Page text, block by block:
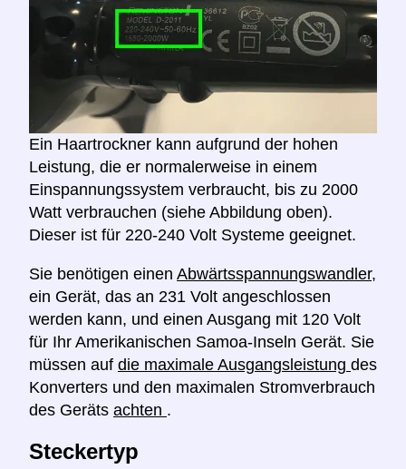
Ein Haartrockner kann aufgrund der hohen
Leistung, die er normalerweise in einem
Einspannungssystem verbraucht, bis zu 2000
Watt verbrauchen (siehe Abbildung oben).
Dieser ist für 220-240 Volt Systeme geeignet.
Sie benötigen einen Abwärtsspannungswandler,
ein Gerät, das an 231 Volt angeschlossen
werden kann, und einen Ausgang mit 120 Volt
für Ihr Amerikanischen Samoa-Inseln Gerät. Sie
müssen auf die maximale Ausgangsleistung des
Konverters und den maximalen Stromverbrauch
des Geräts achten .
Steckertyp